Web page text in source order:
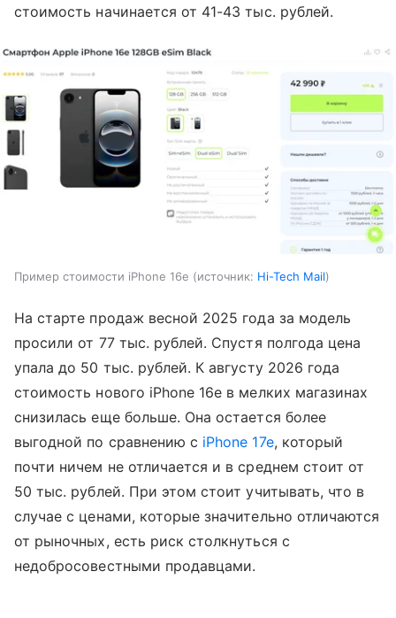
стоимость начинается от 41-43 тыс. рублей.
Пример стоимости iPhone 16e источник: Hi-Tech Mail
На старте продаж весной 2025 года за модель
просили от 77 тыс. рублей. Спустя полгода цена
упала до 50 тыс. рублей. К августу 2026 года
стоимость нового iPhone 16e в мелких магазинах
снизилась еще больше. Она остается более
выгодной по сравнению с iPhone 17e, который
почти ничем не отличается и в среднем стоит от
50 тыс. рублей. При этом стоит учитывать, что в
случае с ценами, которые значительно отличаются
от рыночных, есть риск столкнуться с
недобросовестными продавцами.